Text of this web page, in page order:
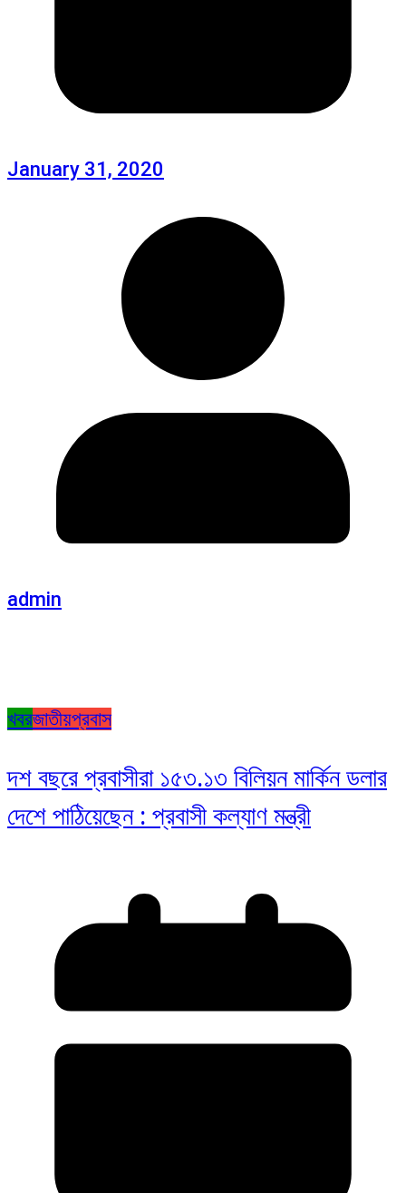
January 31, 2020
admin
খবরজাতীয়প্রবাস
দশ বছরে প্রবাসীরা ১৫৩.১৩ বিলিয়ন মার্কিন ডলার
দেশে পাঠিয়েছেন : প্রবাসী কল্যাণ মন্ত্রী